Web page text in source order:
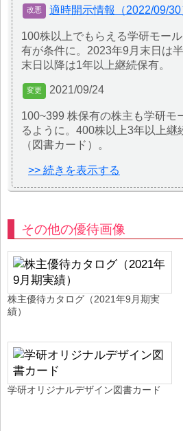
適時開示情報（2022/09/30
100株以上でもらえる学研モー
有が条件に。2023年9月末日は
末日以降は1年以上継続保有。
2021/09/24
100~399 株保有の株主も学研モ
るように。400株以上3年以上継
（図書カード）。
>> 続きを表示する
その他の優待画像
株主優待カタログ（2021年9月期実
績）
学研オリジナルデザイン図書カード